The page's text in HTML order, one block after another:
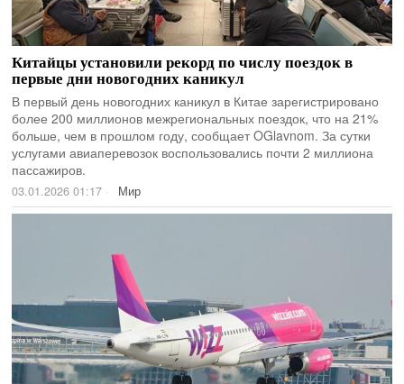
Китайцы установили рекорд по числу поездок в
первые дни новогодних каникул
В первый день новогодних каникул в Китае зарегистрировано
более 200 миллионов межрегиональных поездок, что на 21%
больше, чем в прошлом году, сообщает OGlavnom. За сутки
услугами авиаперевозок воспользовались почти 2 миллиона
пассажиров.
03.01.2026 01:17 Мир